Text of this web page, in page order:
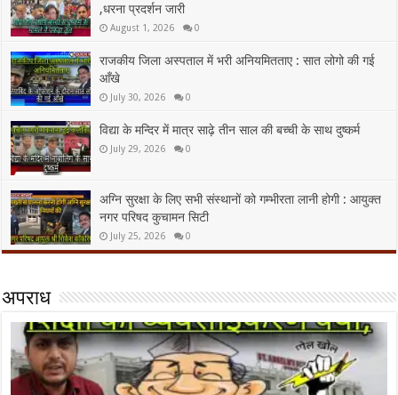
,धरना प्रदर्शन जारी
August 1, 2026 0
राजकीय जिला अस्पताल में भरी अनियमितताए : सात लोगो की गई
आँखे
July 30, 2026 0
विद्या के मन्दिर में मात्र साढ़े तीन साल की बच्ची के साथ दुष्कर्म
July 29, 2026 0
अग्नि सुरक्षा के लिए सभी संस्थानों को गम्भीरता लानी होगी : आयुक्त
नगर परिषद कुचामन सिटी
July 25, 2026 0
अपराध